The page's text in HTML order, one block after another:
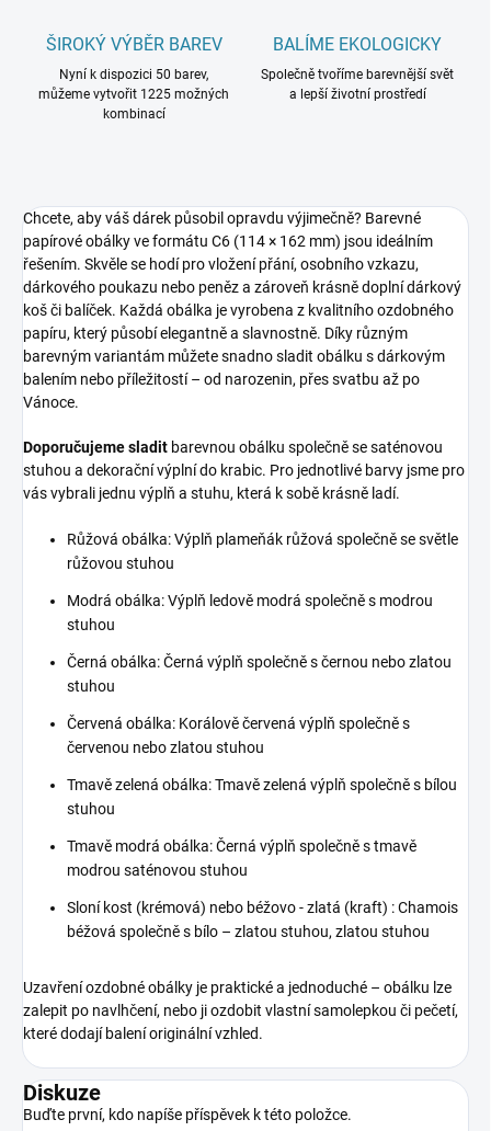
ŠIROKÝ VÝBĚR BAREV
Nyní k dispozici 50 barev,
můžeme vytvořit 1225 možných
kombinací
BALÍME EKOLOGICKY
Společně tvoříme barevnější svět
a lepší životní prostředí
Chcete, aby váš dárek působil opravdu výjimečně? Barevné
papírové obálky ve formátu C6 (114 × 162 mm) jsou ideálním
řešením. Skvěle se hodí pro vložení přání, osobního vzkazu,
dárkového poukazu nebo peněz a zároveň krásně doplní dárkový
koš či balíček. Každá obálka je vyrobena z kvalitního ozdobného
papíru, který působí elegantně a slavnostně. Díky různým
barevným variantám můžete snadno sladit obálku s dárkovým
balením nebo příležitostí – od narozenin, přes svatbu až po
Vánoce.
Doporučujeme sladit barevnou obálku společně se saténovou
stuhou a dekorační výplní do krabic. Pro jednotlivé barvy jsme pro
vás vybrali jednu výplň a stuhu, která k sobě krásně ladí.
Růžová obálka: Výplň plameňák růžová společně se světle
růžovou stuhou
Modrá obálka: Výplň ledově modrá společně s modrou
stuhou
Černá obálka: Černá výplň společně s černou nebo zlatou
stuhou
Červená obálka: Korálově červená výplň společně s
červenou nebo zlatou stuhou
Tmavě zelená obálka: Tmavě zelená výplň společně s bílou
stuhou
Tmavě modrá obálka: Černá výplň společně s tmavě
modrou saténovou stuhou
Sloní kost (krémová) nebo béžovo - zlatá (kraft) : Chamois
béžová společně s bílo – zlatou stuhou, zlatou stuhou
Uzavření ozdobné obálky je praktické a jednoduché – obálku lze
zalepit po navlhčení, nebo ji ozdobit vlastní samolepkou či pečetí,
které dodají balení originální vzhled.
Diskuze
Buďte první, kdo napíše příspěvek k této položce.